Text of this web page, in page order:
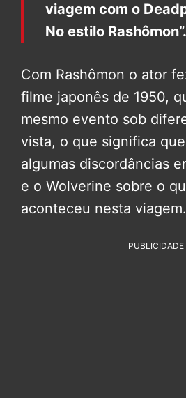
viagem com o
No estilo Rashômon”.
Com Rashômon o ator
filme japonês de 1950,
mesmo evento sob
vista, o que significa
algumas discordâncias
e o Wolverine sobre o
aconteceu nesta viagem.
PUBLICIDADE